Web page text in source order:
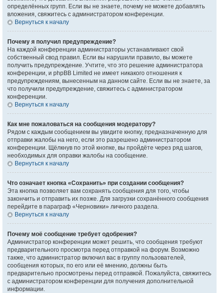
определённых групп. Если вы не знаете, почему не можете добавлять
вложения, свяжитесь с администратором конференции.
Вернуться к началу
Почему я получил предупреждение?
На каждой конференции администраторы устанавливают свой
собственный свод правил. Если вы нарушили правило, вы можете
получить предупреждение. Учтите, что это решение администратора
конференции, и phpBB Limited не имеет никакого отношения к
предупреждениям, вынесенным на данном сайте. Если вы не знаете, за
что получили предупреждение, свяжитесь с администратором
конференции.
Вернуться к началу
Как мне пожаловаться на сообщения модератору?
Рядом с каждым сообщением вы увидите кнопку, предназначенную для
отправки жалобы на него, если это разрешено администратором
конференции. Щёлкнув по этой кнопке, вы пройдёте через ряд шагов,
необходимых для оправки жалобы на сообщение.
Вернуться к началу
Что означает кнопка «Сохранить» при создании сообщения?
Эта кнопка позволяет вам сохранять сообщения для того, чтобы
закончить и отправить их позже. Для загрузки сохранённого сообщения
перейдите в параграф «Черновики» личного раздела.
Вернуться к началу
Почему моё сообщение требует одобрения?
Администратор конференции может решить, что сообщения требуют
предварительного просмотра перед отправкой на форум. Возможно
также, что администратор включил вас в группу пользователей,
сообщения которых, по его или её мнению, должны быть
предварительно просмотрены перед отправкой. Пожалуйста, свяжитесь
с администратором конференции для получения дополнительной
информации.